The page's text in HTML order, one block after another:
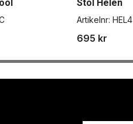
Stol Helen
Artikelnr: HEL4
695 kr